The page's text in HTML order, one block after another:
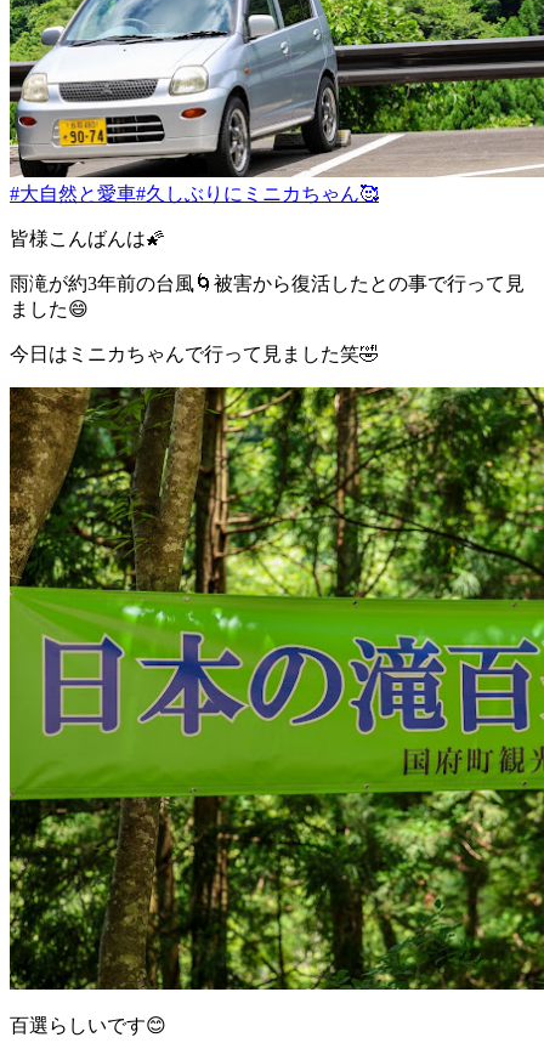
#大自然と愛車#久しぶりにミニカちゃん🥰
皆様こんばんは🌠
雨滝が約3年前の台風🌀被害から復活したとの事で行って見
ました😄
今日はミニカちゃんで行って見ました笑🤣
百選らしいです😊